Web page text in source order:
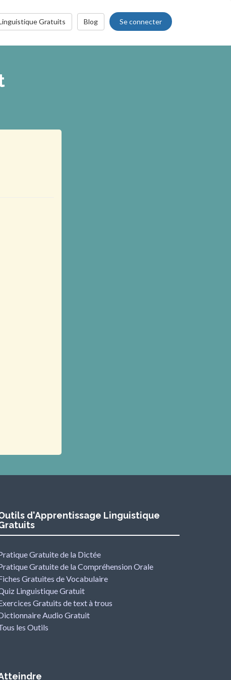
Se connecter
Blog
Gratuits
d'Apprentissage Linguistique
Gratuite de la Dictée
Gratuite de la Compréhension Orale
Gratuites de Vocabulaire
Linguistique Gratuit
Gratuits de text à trous
Audio Gratuit
les Outils